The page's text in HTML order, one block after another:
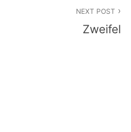
NEXT POST
Zweifel